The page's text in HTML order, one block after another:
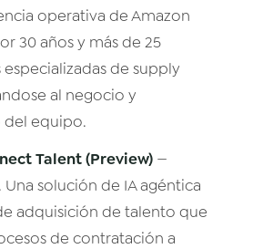
operativa de Amazon
30 años y más de 25
de supply
al negocio y
equipo.
Talent (Preview) —
solución de IA agéntica
adquisición de talento que
de contratación a